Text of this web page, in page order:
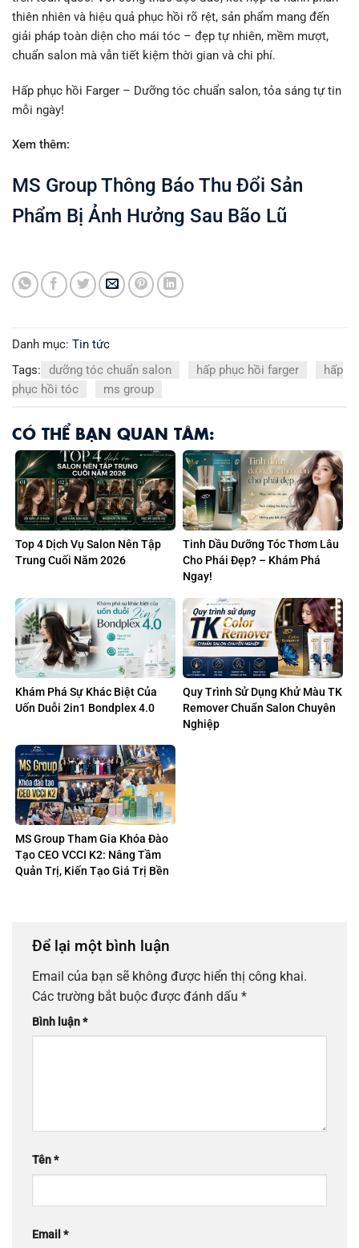
thiên nhiên và hiệu quả phục hồi rõ rệt, sản phẩm mang đến
giải pháp toàn diện cho mái tóc – đẹp tự nhiên, mềm mượt,
chuẩn salon mà vẫn tiết kiệm thời gian và chi phí.
Hấp phục hồi Farger – Dưỡng tóc chuẩn salon, tỏa sáng tự tin
mỗi ngày!
Xem thêm:
MS Group Thông Báo Thu Đổi Sản
Phẩm Bị Ảnh Hưởng Sau Bão Lũ
Danh mục: Tin tức
Tags:
dưỡng tóc chuẩn salon hấp phục hồi farger
hấp
phục hồi tóc
ms group
CÓ THỂ BẠN QUAN TÂM:
Top 4 Dịch Vụ Salon Nên Tập
Trung Cuối Năm 2026
Tinh Dầu Dưỡng Tóc Thơm Lâu
Cho Phái Đẹp? – Khám Phá
Ngay!
Khám Phá Sự Khác Biệt Của
Uốn Duỗi 2in1 Bondplex 4.0
Quy Trình Sử Dụng Khử Màu TK
Remover Chuẩn Salon Chuyên
Nghiệp
MS Group Tham Gia Khóa Đào
Tạo CEO VCCI K2: Nâng Tầm
Quản Trị, Kiến Tạo Giá Trị Bền
Để lại một bình luận
Email của bạn sẽ không được hiển thị công khai.
Các trường bắt buộc được đánh dấu *
Bình luận*
Tên*
Email *